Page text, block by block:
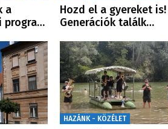
a
progra…
Hozd el a gyereket is!
Generációk találk…
HAZÁNK - KÖZÉLET